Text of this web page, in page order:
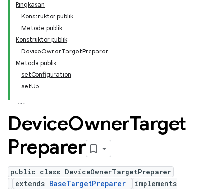
Ringkasan
Konstruktor publik
Metode publik
Konstruktor publik
DeviceOwnerTargetPreparer
Metode publik
setConfiguration
setUp
DeviceOwnerTarget
Preparer
public class DeviceOwnerTargetPreparer
extends BaseTargetPreparer
implements